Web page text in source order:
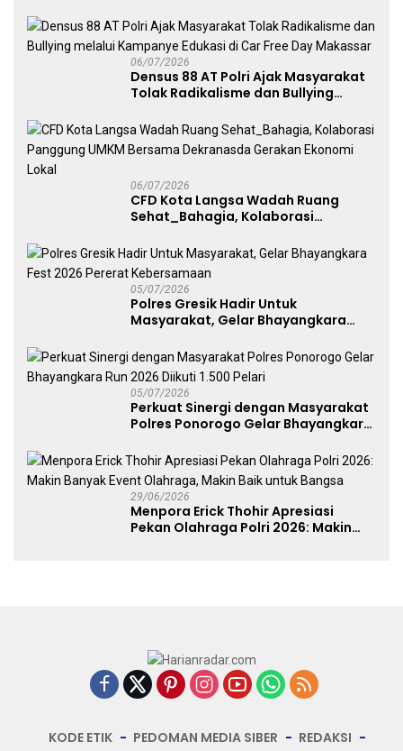
06/07/2026
Densus 88 AT Polri Ajak Masyarakat
Tolak Radikalisme dan Bullying
Free Day Makassar
06/07/2026
CFD Kota Langsa Wadah Ruang
Sehat_Bahagia, Kolaborasi
Dekranasda Gerakan Ekonomi Lokal
05/07/2026
Polres Gresik Hadir Untuk
Masyarakat, Gelar Bhayangkara
05/07/2026
Perkuat Sinergi dengan Masyarakat
Polres Ponorogo Gelar Bhayangkara
29/06/2026
Menpora Erick Thohir Apresiasi
Pekan Olahraga Polri 2026: Makin
KODE ETIK PEDOMAN MEDIA SIBER
REDAKSI